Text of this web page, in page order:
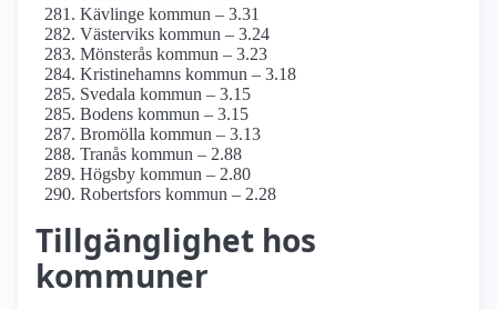
Kävlinge kommun – 3.31
Västerviks kommun – 3.24
Mönsterås kommun – 3.23
Kristinehamns kommun – 3.18
Svedala kommun – 3.15
Bodens kommun – 3.15
Bromölla kommun – 3.13
Tranås kommun – 2.88
Högsby kommun – 2.80
Robertsfors kommun – 2.28
Tillgänglighet hos
kommuner